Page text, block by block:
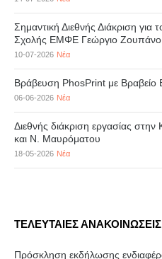
Σημαντική Διεθνής Διάκριση για
Σχολής ΕΜΦΕ Γεώργιο Ζουπάνο
10-07-2026 Νέα
Βράβευση PhosPrint με
06-06-2026 Νέα
Διεθνής διάκριση εργασίας
και Ν. Μαυρόματου
18-05-2026 Νέα
ΤΕΛΕΥΤΑΙΕΣ ΑΝΑΚΟΙΝΩΣΕΙΣ
Πρόσκληση εκδήλωσης